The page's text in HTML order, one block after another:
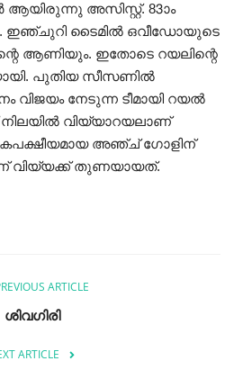
ആയിരുന്നു അസിസ്റ്റ്. 83ാം
ഇഞ്ചുറി ടൈമില്‍ ഒവീഡോയുടെ
ആണിയും. ഇതോടെ റയലിന്റെ
പുതിയ സീസണില്‍
വിജയം നേടുന്ന ടീമായി റയല്‍
നിലയില്‍ വിയ്യാറയലാണ്
അഞ്ച് ഗോളിന്
വിയ്യക്ക് തുണയായത്.
ARTICLE
ശിവഗിരി
ARTICLE